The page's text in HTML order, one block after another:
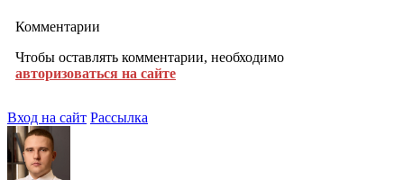
Комментарии
Чтобы оставлять комментарии, необходимо
авторизоваться на сайте
Вход на сайт Рассылка